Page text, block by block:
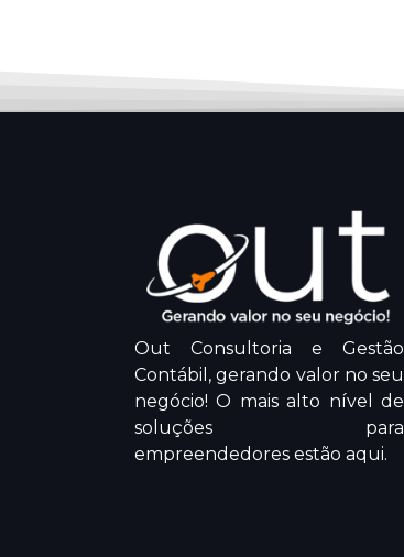
Out Consultoria e Gestão
Contábil, gerando valor no seu
negócio! O mais alto nível de
soluções para
empreendedores estão aqui.